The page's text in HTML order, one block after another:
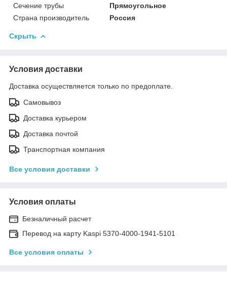
Сечение трубы
Прямоугольное
Страна производитель
Россия
Скрыть
Условия доставки
Доставка осуществляется только по предоплате.
Самовывоз
Доставка курьером
Доставка почтой
Транспортная компания
Все условия доставки
Условия оплаты
Безналичный расчет
Перевод на карту Kaspi 5370-4000-1941-5101
Все условия оплаты